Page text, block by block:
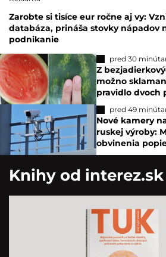
Zarobte si tisíce eur ročne aj vy:
databáza, prináša stovky nápadov
podnikanie
pred 30
Z
možno
pravidlo dvoch
pred 49
Nové kamery
ruskej výroby:
obvinenia
Knihy od interez.sk